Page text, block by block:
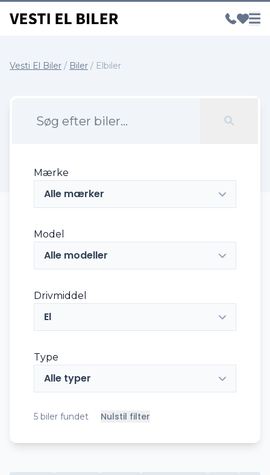
Vesti El Biler / Biler / Elbiler
Mærke
Alle mærker
Model
Alle modeller
Drivmiddel
El
Type
Alle typer
5 biler fundet Nulstil filter